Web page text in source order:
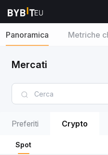
Panoramica Metriche
Mercati
Preferiti Crypto
Spot